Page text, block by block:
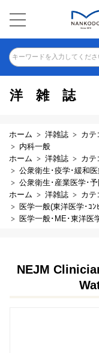
キーワードを入力してくださ
洋雑誌
ホーム 洋雑誌 カテ
内科一般
ホーム
洋雑誌
カテ
公衆衛生･疫学･緩和
公衆衛生･産業医学･
ホーム
洋雑誌
カテ
医学一般(東洋医学･ｺﾝ
医学一般･ME･東洋医
NEJM